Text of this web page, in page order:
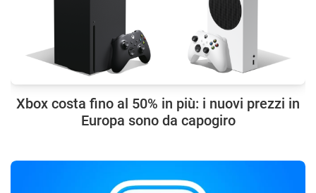
Xbox costa fino al 50% in più: i nuovi prezzi in
Europa sono da capogiro